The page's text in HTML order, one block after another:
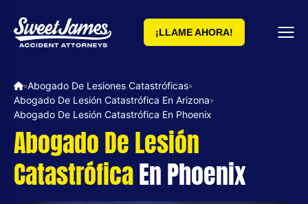
¡LLAME AHORA!
»Abogado De Lesiones Catastróficas»
Abogado De Lesión Catastrófica En Arizona»
Abogado De Lesión Catastrófica En Phoenix
Abogado De Lesión
CatastróficaEn Phoenix